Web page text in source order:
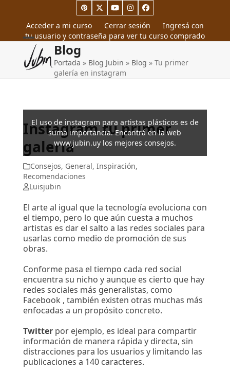
content
Pinterest
TwitterYouTubeInstagram
Facebook
Acceder a mi curso
Cerrar sesión
Ingresá con
tu usuario y contraseña para ver tu curso comprado
Open
mobile
menu
Close
mobile
menu
Blog
Portada » Blog Jubin » Blog » Tu primer
galería en instagram
El uso de instagram para artistas plásticos es de
suma importancia. Encontrá en la web
www.jubin.uy los mejores consejos.
Instagram tu primer
galería
Consejos, General, Inspiración,
Recomendaciones
Luisjubin
El arte al igual que la tecnología evoluciona con
el tiempo, pero lo que aún cuesta a muchos
artistas es dar el salto a las redes sociales para
usarlas como medio de promoción de sus
obras.
Conforme pasa el tiempo cada red social
encuentra su nicho y aunque es cierto que hay
redes sociales más generalistas, como
Facebook , también existen otras muchas más
enfocadas a un propósito concreto.
Twitter por ejemplo, es ideal para compartir
información de manera rápida y directa, sin
distracciones para los usuarios y limitando las
publicaciones a 140 caracteres.